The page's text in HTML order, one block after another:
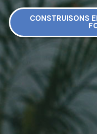
CONSTRUISONS